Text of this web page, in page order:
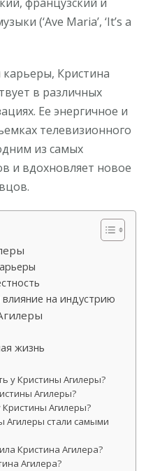
(‘Ave Maria’, ‘It’s a
Кристина
в различных
Ее энергичное и
телевизионного
из самых
и вдохновляет новое
на индустрию
жизнь
у Кристины Агилеры?
Агилеры?
Агилеры?
Агилеры стали самыми
Кристина Агилера?
Агилера?